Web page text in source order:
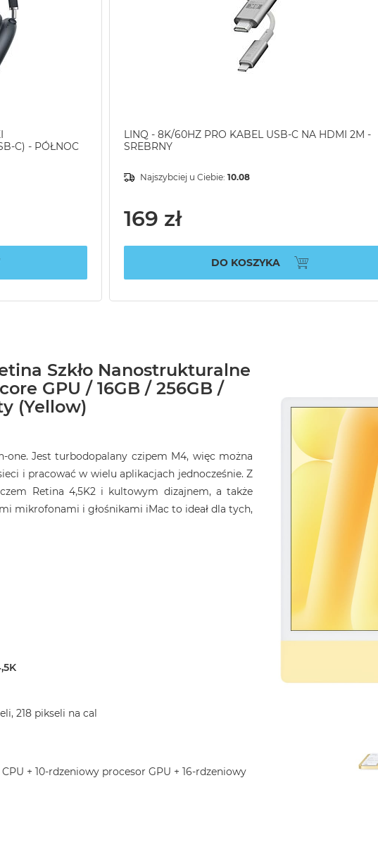
C) - PÓŁNOC
LINQ - 8K/60HZ PRO KABEL USB-C NA HDMI 2M -
SREBRNY
Najszybciej u Ciebie: 10.08
169 zł
DO KOSZYKA
Szkło Nanostrukturalne
GPU / 16GB / 256GB /
(Yellow)
Jest turbodopalany czipem M4, więc można
i pracować w wielu aplikacjach jednocześnie. Z
Retina 4,5K2 i kultowym dizajnem, a także
mikrofonami i głośnikami iMac to ideał dla tych,
218 pikseli na cal
+ 10-rdzeniowy procesor GPU + 16-rdzeniowy